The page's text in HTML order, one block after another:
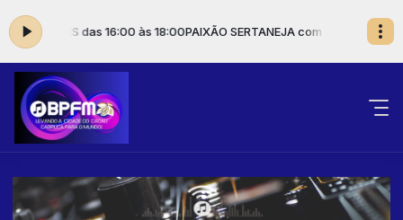
ALVES das 16:00 às 18:00PAIXÃO SERTANEJA com HUMBERTO